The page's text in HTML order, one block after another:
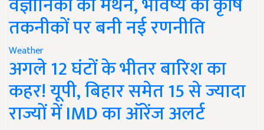
तकनीकों पर बनी नई रणनीति
Weather
अगले 12 घंटों के भीतर बारिश का
कहर! यूपी, बिहार समेत 15 से ज्यादा
राज्यों में IMD का ऑरेंज अलर्ट